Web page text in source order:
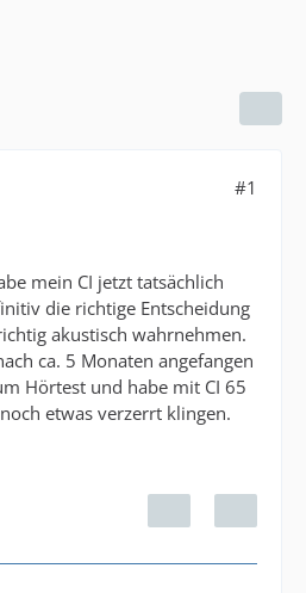
#1
mein CI jetzt tatsächlich
die richtige Entscheidung
akustisch wahrnehmen.
ca. 5 Monaten angefangen
Hörtest und habe mit CI 65
etwas verzerrt klingen.